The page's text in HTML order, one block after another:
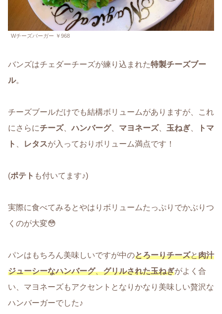
Wチーズバーガー ￥968
バンズはチェダーチーズが練り込まれた特製チーズブー
ル。
チーズブールだけでも結構ボリュームがありますが、これ
にさらにチーズ、ハンバーグ、 マヨネーズ、 玉ねぎ
トマ
ト
レタスが入っておりボリューム満点です！
(ポテト も付いてます♪)
実際に食べてみるとやはりボリュームたっぷりでかぶりつ
くのが大変😳
パンはもちろん美味しいですが中のとろーりチーズと肉汁
ジューシーなハンバーグ、グリルされた玉ねぎがよく合
い、マヨネーズもアクセントとなりかなり美味しい贅沢な
ハンバーガーでした♪